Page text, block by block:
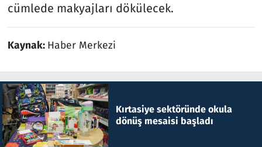
cümlede makyajları dökülecek.
Kaynak: Haber Merkezi
Kırtasiye sektöründe okula
dönüş mesaisi başladı